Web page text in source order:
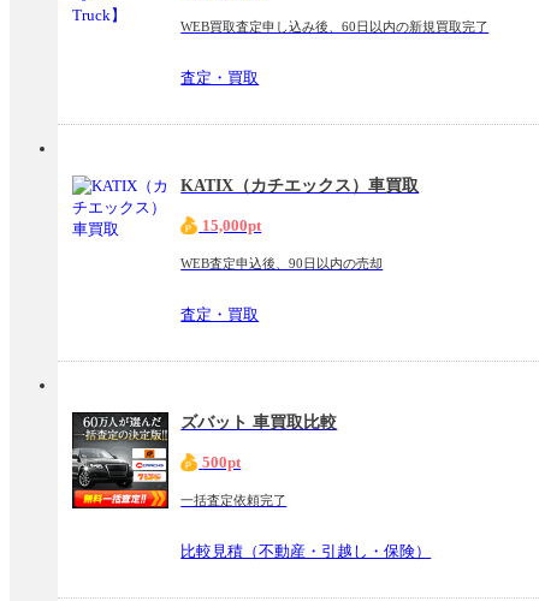
WEB買取査定申し込み後、60日以内の新規買取完了
査定・買取
KATIX（カチエックス）車買取
15,000pt
WEB査定申込後、90日以内の売却
査定・買取
ズバット 車買取比較
500pt
一括査定依頼完了
比較見積（不動産・引越し・保険）